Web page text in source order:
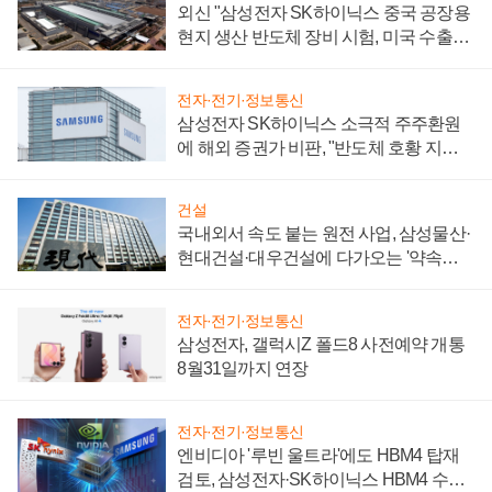
외신 "삼성전자 SK하이닉스 중국 공장용
현지 생산 반도체 장비 시험, 미국 수출통
전자·전기·정보통신
삼성전자 SK하이닉스 소극적 주주환원
에 해외 증권가 비판, "반도체 호황 지속
건설
국내외서 속도 붙는 원전 사업, 삼성물산·
현대건설·대우건설에 다가오는 '약속의
전자·전기·정보통신
삼성전자, 갤럭시Z 폴드8 사전예약 개통
8월31일까지 연장
전자·전기·정보통신
엔비디아 '루빈 울트라'에도 HBM4 탑재
검토, 삼성전자·SK하이닉스 HBM4 수율